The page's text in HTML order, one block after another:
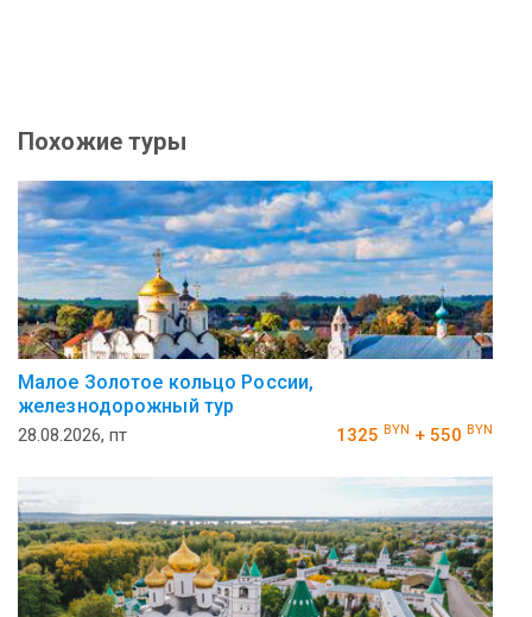
Похожие туры
Малое Золотое кольцо России,
железнодорожный тур
28.08.2026, пт 1325 BYN + 550 BYN